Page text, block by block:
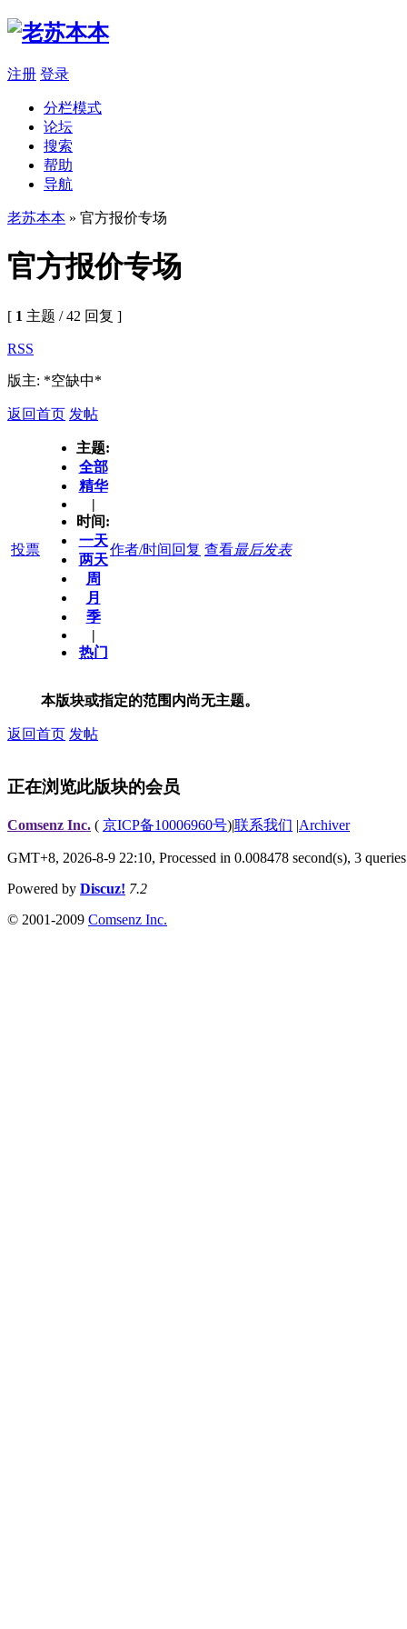
注册 登录
分栏模式
论坛
搜索
帮助
导航
老苏本本 » 官方报价专场
官方报价专场
[ 1 主题 / 42 回复 ]
RSS
版主: *空缺中*
返回首页 发帖
投票
主题:
全部
精华
|
时间:
一天
两天
周
月
季
|
热门
作者/时间 回复 查看最后发表
本版块或指定的范围内尚无主题。
返回首页 发帖
正在浏览此版块的会员
Comsenz Inc. ( 京ICP备10006960号)|联系我们 |Archiver
GMT+8, 2026-8-9 22:10, Processed in 0.008478 second(s), 3 queries
Powered by Discuz! 7.2
© 2001-2009 Comsenz Inc.